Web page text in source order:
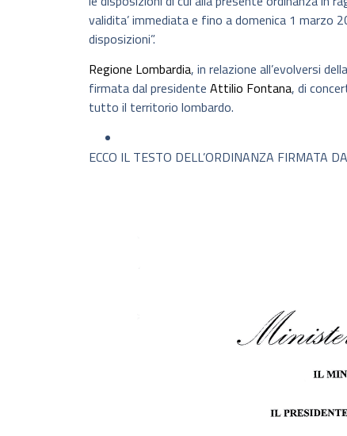
validita’ immediata e fino a domenica 1 marzo
disposizioni”.
Regione Lombardia, in relazione all’evolversi
firmata dal presidente Attilio Fontana, di
tutto il territorio lombardo.
ECCO IL TESTO DELL’ORDINANZA FIRMATA